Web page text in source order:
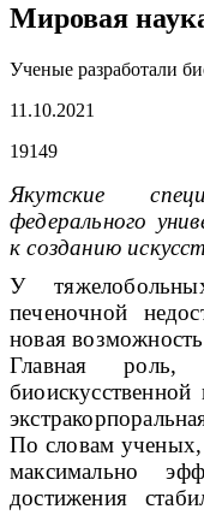
Мировая
Ученые разработали
11.10.2021
19149
Якутские
федерального
к созданию
У
печеночной
новая
Главная роль,
По словам ученых,
максимально
достижения